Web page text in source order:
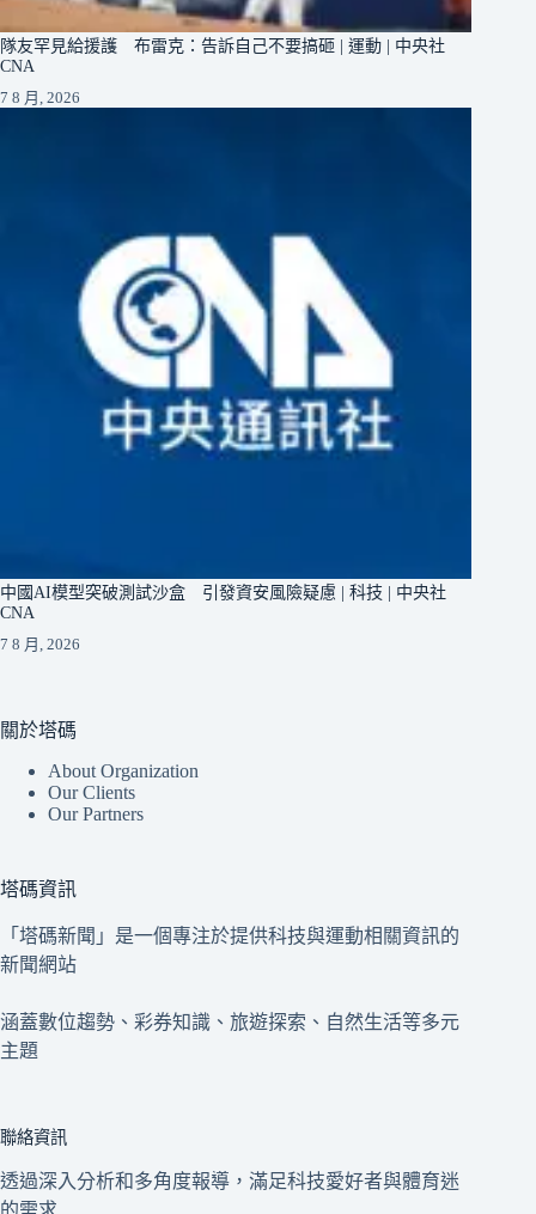
隊友罕見給援護 布雷克：告訴自己不要搞砸 | 運動 | 中央社
CNA
7 8 月, 2026
中國AI模型突破測試沙盒 引發資安風險疑慮 | 科技 | 中央社
CNA
7 8 月, 2026
關於塔碼
About Organization
Our Clients
Our Partners
塔碼資訊
「塔碼新聞」是一個專注於提供科技與運動相關資訊的
新聞網站
涵蓋數位趨勢、彩券知識、旅遊探索、自然生活等多元
主題
聯絡資訊
透過深入分析和多角度報導，滿足科技愛好者與體育迷
的需求